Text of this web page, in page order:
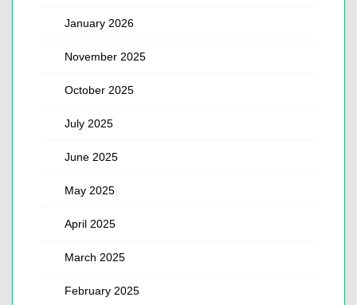
January 2026
November 2025
October 2025
July 2025
June 2025
May 2025
April 2025
March 2025
February 2025